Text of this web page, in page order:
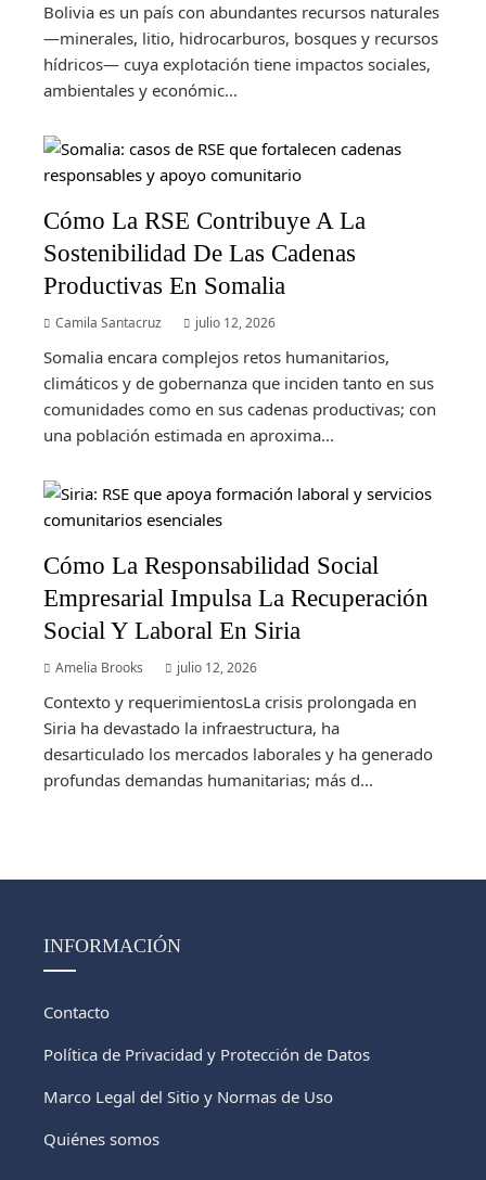
Bolivia es un país con abundantes recursos naturales
—minerales, litio, hidrocarburos, bosques y recursos
hídricos— cuya explotación tiene impactos sociales,
ambientales y económic...
Cómo La RSE Contribuye A La
Sostenibilidad De Las Cadenas
Productivas En Somalia
Camila Santacruz julio 12, 2026
Somalia encara complejos retos humanitarios,
climáticos y de gobernanza que inciden tanto en sus
comunidades como en sus cadenas productivas; con
una población estimada en aproxima...
Cómo La Responsabilidad Social
Empresarial Impulsa La Recuperación
Social Y Laboral En Siria
Amelia Brooks julio 12, 2026
Contexto y requerimientosLa crisis prolongada en
Siria ha devastado la infraestructura, ha
desarticulado los mercados laborales y ha generado
profundas demandas humanitarias; más d...
INFORMACIÓN
Contacto
Política de Privacidad y Protección de Datos
Marco Legal del Sitio y Normas de Uso
Quiénes somos